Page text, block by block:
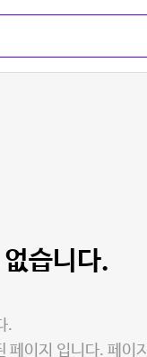
습니다.
.
페이지 입니다. 페이지